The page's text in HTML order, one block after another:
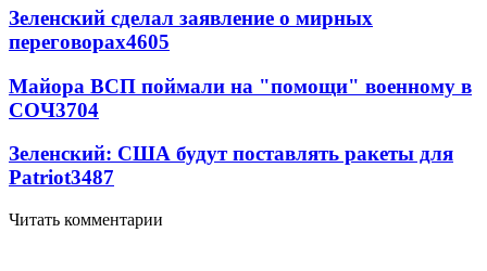
Зеленский сделал заявление о мирных
переговорах4605
Майора ВСП поймали на "помощи" военному в
СОЧ3704
Зеленский: США будут поставлять ракеты для
Patriot3487
Читать комментарии